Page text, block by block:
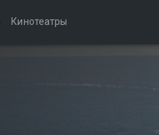
Кинотеатры